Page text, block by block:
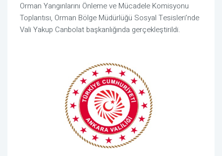
Orman Yangınlarını Önleme ve Mücadele Komisyonu
Toplantısı, Orman Bölge Müdürlüğü Sosyal Tesisleri’nde
Vali Yakup Canbolat başkanlığında gerçekleştirildi.